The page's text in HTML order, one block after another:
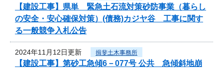
【建設工事】県単 緊急土石流対策砂防事業（暮らし
の安全・安心確保対策）(債務)カジヤ谷 工事に関す
る一般競争入札公告
2024年11月12日更新 揖斐土木事務所
【建設工事】第砂工急傾6－077号 公共 急傾斜地崩